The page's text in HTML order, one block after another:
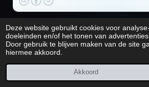
Deze website gebruikt cookies voor analyse-
doeleinden en/of het tonen van advertenties.
Door gebruik te blijven maken van de site
hiermee akkoord.
Akkoord
Prognose | volgens statista.com